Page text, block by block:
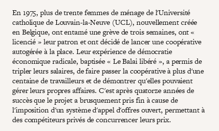
En 1975, plus de trente femmes de ménage de l'Université
catholique de Louvain-la-Neuve (UCL), nouvellement créée
en Belgique, ont entamé une grève de trois semaines, ont «
licencié » leur patron et ont décidé de lancer une coopérative
autogérée à la place. Leur expérience de démocratie
économique radicale, baptisée « Le Balai libéré », a permis de
tripler leurs salaires, de faire passer la coopérative à plus d'une
centaine de travailleurs et de démontrer qu'elles pouvaient
gérer leurs propres affaires. C'est après quatorze années de
succès que le projet a brusquement pris fin à cause de
l'imposition d'un système d'appel d'offres ouvert, permettant à
des compétiteurs privés de concurrencer leurs prix.